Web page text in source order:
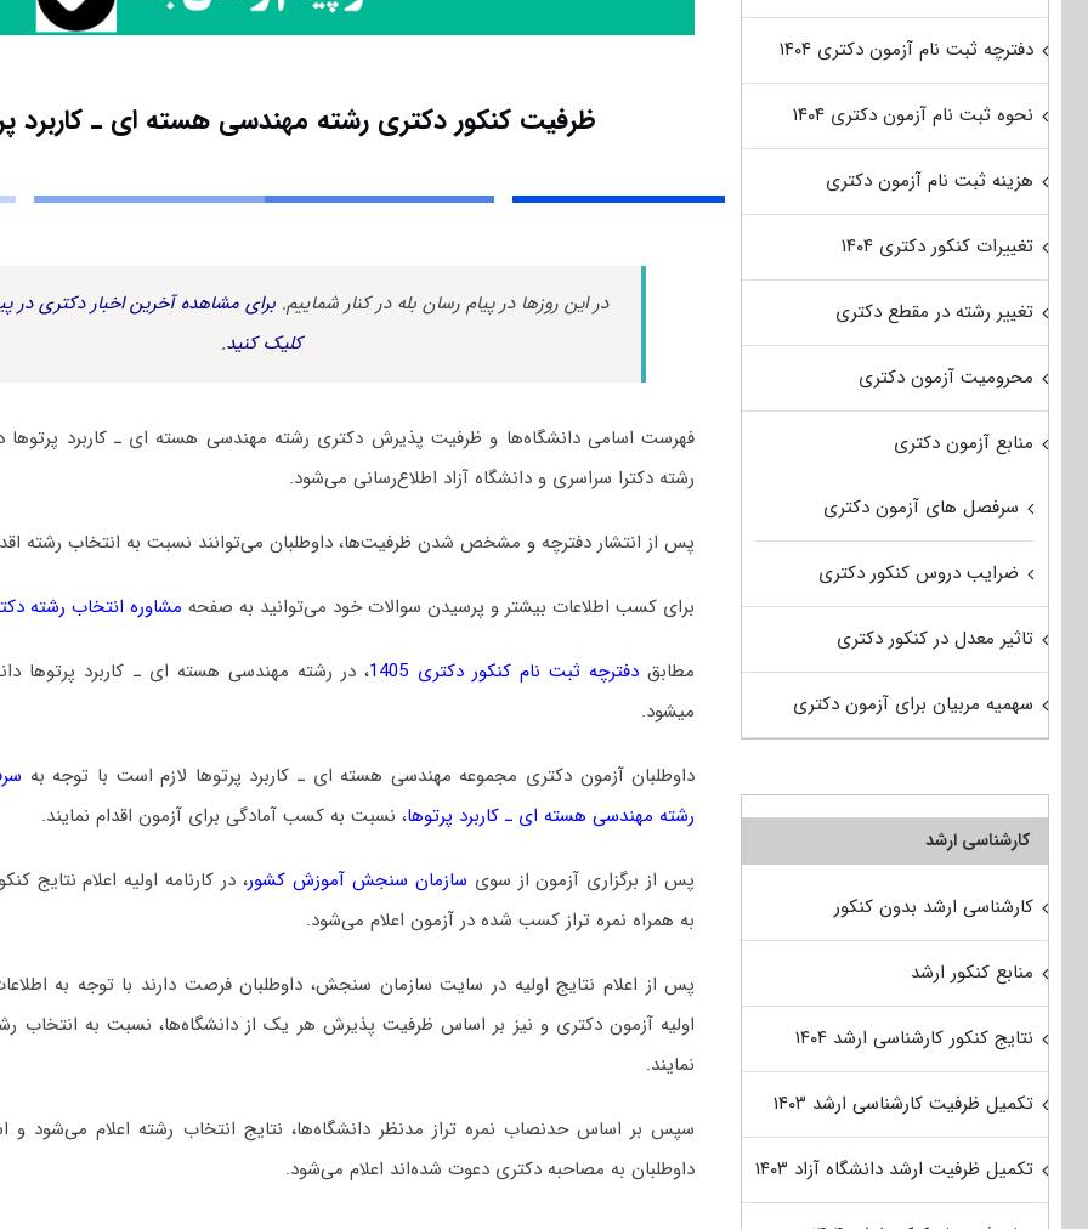
ظرفیت کنکور دکتری رشته مهندسی هسته ای ـ ﻛﺎرﺑﺮد
در این روزها در پیام رسان بله در کنار شماییم. برای مشاهده آخرین اخبار دکتری در
کلیک کنید.
فهرست اسامی دانشگاه‌ها و ظرفیت پذیرش دکتری رشته مهندسی هسته ای ـ ﻛﺎرﺑﺮد ﭘﺮﺗﻮﻫﺎ
رشته دکترا سراسری و دانشگاه آزاد اطلاع‌رسانی می‌شود.
پس از انتشار دفترچه و مشخص شدن ظرفیت‌ها، داوطلبان می‌توانند نسبت به انتخاب رشته
برای کسب اطلاعات بیشتر و پرسیدن سوالات خود می‌توانید به صفحه مشاوره انتخاب رشته
مطابق دفترچه ثبت نام کنکور دکتری 1405
، در رشته مهندسی هسته ای ـ ﻛﺎرﺑﺮد ﭘﺮﺗﻮﻫﺎ
میشود.
داوطلبان آزمون دکتری مجموعه مهندسی هسته ای ـ ﻛﺎرﺑﺮد ﭘﺮﺗﻮﻫﺎ لازم است با توجه به
رشته مهندسی هسته ای ـ ﻛﺎرﺑﺮد ﭘﺮﺗﻮﻫﺎ، نسبت به کسب آمادگی برای آزمون اقدام نمایند.
پس از برگزاری آزمون از سوی سازمان سنجش آموزش کشور، در کارنامه اولیه اعلام نتایج
به همراه نمره تراز کسب شده در آزمون اعلام می‌شود.
پس از اعلام نتایج اولیه در سایت سازمان سنجش، داوطلبان فرصت دارند با توجه به
اولیه آزمون دکتری و نیز بر اساس ظرفیت پذیرش هر یک از دانشگاه‌ها، نسبت به انتخاب
نمایند.
سپس بر اساس حدنصاب نمره تراز مدنظر دانشگاه‌ها، نتایج انتخاب رشته اعلام می‌شود و
داوطلبان به مصاحبه دکتری دعوت شده‌اند اعلام می‌شود.
دفترچه ثبت نام آزمون دکتری ۱۴۰۴
نحوه ثبت نام آزمون دکتری ۱۴۰۴
هزینه ثبت نام آزمون دکتری
تغییرات کنکور دکتری ۱۴۰۴
تغییر رشته در مقطع دکتری
محرومیت آزمون دکتری
منابع آزمون دکتری
سرفصل های آزمون دکتری
ضرایب دروس کنکور دکتری
تاثیر معدل در کنکور دکتری
سهمیه مربیان برای آزمون دکتری
کارشناسی ارشد
کارشناسی ارشد بدون کنکور
منابع کنکور ارشد
نتایج کنکور کارشناسی ارشد ۱۴۰۴
تکمیل ظرفیت کارشناسی ارشد ۱۴۰۳
تکمیل ظرفیت ارشد دانشگاه آزاد ۱۴۰۳